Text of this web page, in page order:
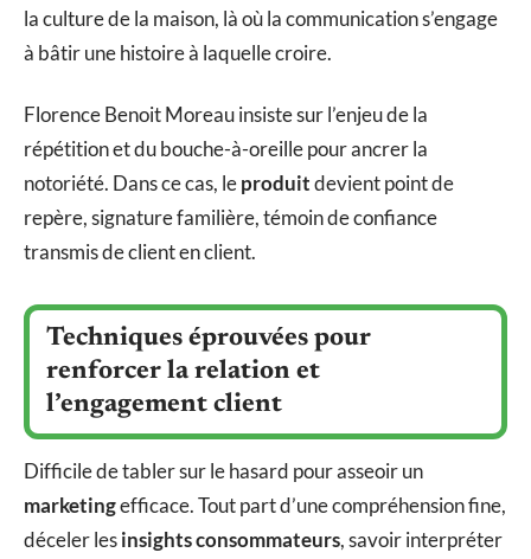
la culture de la maison, là où la communication s’engage
à bâtir une histoire à laquelle croire.
Florence Benoit Moreau insiste sur l’enjeu de la
répétition et du bouche-à-oreille pour ancrer la
notoriété. Dans ce cas, leproduitdevient point de
repère, signature familière, témoin de confiance
transmis de client en client.
Techniques éprouvées pour
renforcer la relation et
l’engagement client
Difficile de tabler sur le hasard pour asseoir un
marketingefficace. Tout part d’une compréhension fine,
déceler lesinsights consommateurs, savoir interpréter